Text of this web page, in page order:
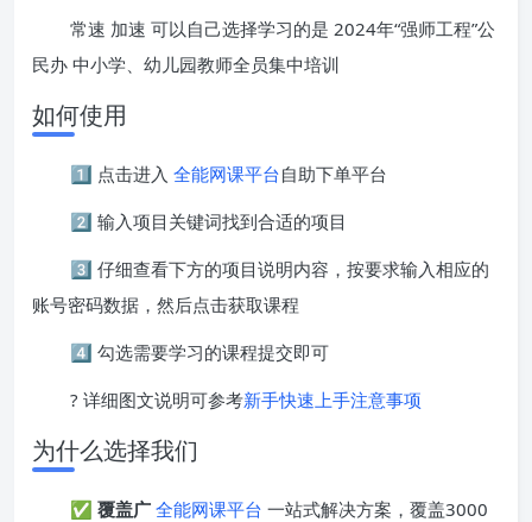
常速 加速 可以自己选择学习的是 2024年“强师工程”公
民办 中小学、幼儿园教师全员集中培训
如何使用
1️⃣ 点击进入 全能网课平台自助下单平台
2️⃣ 输入项目关键词找到合适的项目
3️⃣ 仔细查看下方的项目说明内容，按要求输入相应的
账号密码数据，然后点击获取课程
4️⃣ 勾选需要学习的课程提交即可
? 详细图文说明可参考新手快速上手注意事项
为什么选择我们
✅ 覆盖广 全能网课平台 一站式解决方案，覆盖3000